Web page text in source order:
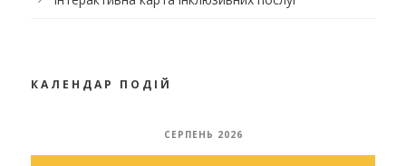
КАЛЕНДАР ПОДІЙ
СЕРПЕНЬ 2026